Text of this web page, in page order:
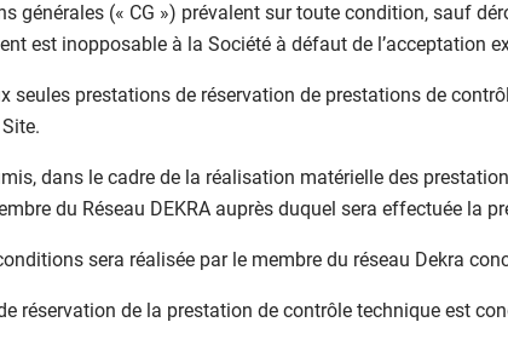
générales (« CG ») prévalent sur toute condition, sauf
est inopposable à la Société à défaut de l’acceptation
seules prestations de réservation de prestations de
dans le cadre de la réalisation matérielle des
du Réseau DEKRA auprès duquel sera effectuée la
sera réalisée par le membre du réseau Dekra
réservation de la prestation de contrôle technique est